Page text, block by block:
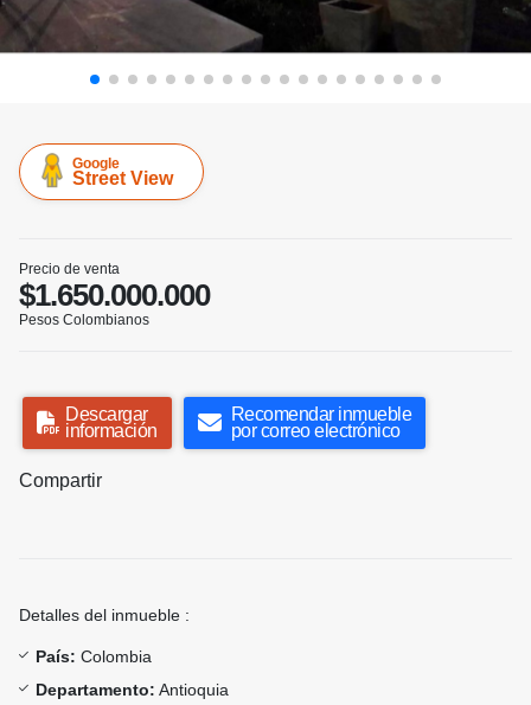
Google
Street View
Precio de venta
$1.650.000.000
Pesos Colombianos
Descargar
información
Recomendar inmueble
por correo electrónico
Compartir
Detalles del inmueble :
País: Colombia
Departamento: Antioquia